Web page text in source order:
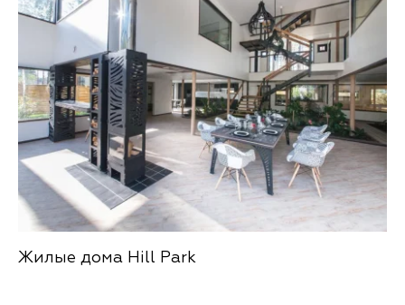
Жилые дома Hill Park